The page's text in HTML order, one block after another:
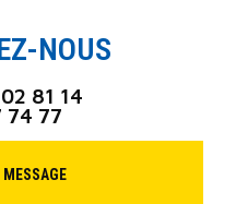
NOUS
81 14
74 77
MESSAGE